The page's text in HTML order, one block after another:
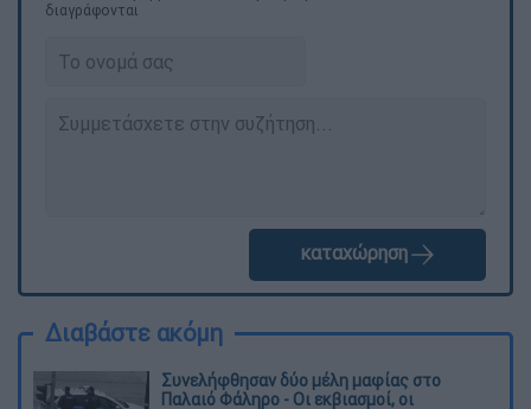
διαγράφονται
καταχώρηση
Διαβάστε ακόμη
Συνελήφθησαν δύο μέλη μαφίας στο
Παλαιό Φάληρο - Οι εκβιασμοί, οι